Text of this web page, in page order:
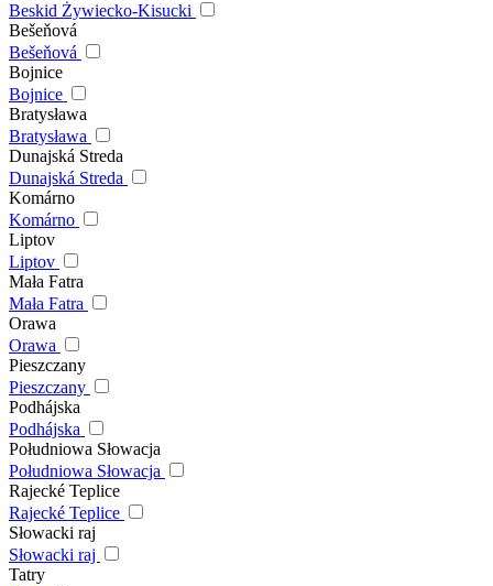
Beskid Żywiecko-Kisucki
Bešeňová
Bešeňová
Bojnice
Bojnice
Bratysława
Bratysława
Dunajská Streda
Dunajská Streda
Komárno
Komárno
Liptov
Liptov
Mała Fatra
Mała Fatra
Orawa
Orawa
Pieszczany
Pieszczany
Podhájska
Podhájska
Południowa Słowacja
Południowa Słowacja
Rajecké Teplice
Rajecké Teplice
Słowacki raj
Słowacki raj
Tatry